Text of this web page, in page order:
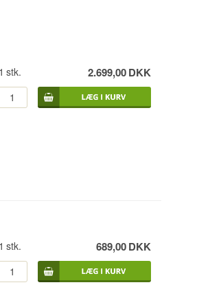
1 stk. 2.699,00DKK
1 stk. 689,00DKK